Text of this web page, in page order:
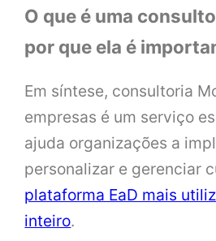
O que é uma
por que ela é
Em síntese, consultoria
empresas é um serviço
ajuda organizações a
personalizar e gerenciar
plataforma EaD mais
inteiro.